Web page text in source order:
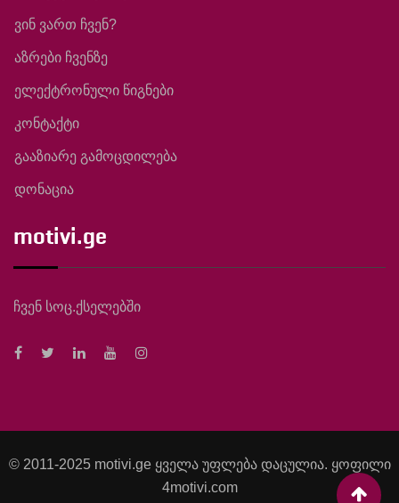
ვინ ვართ ჩვენ?
აზრები ჩვენზე
ელექტრონული წიგნები
კონტაქტი
გააზიარე გამოცდილება
დონაცია
motivi.ge
ჩვენ სოც.ქსელებში
© 2011-2025 motivi.ge ყველა უფლება დაცულია. ყოფილი
4motivi.com